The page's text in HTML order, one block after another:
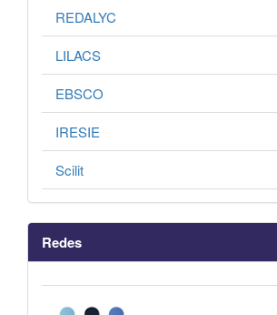
REDALYC
LILACS
EBSCO
IRESIE
Scilit
Redes